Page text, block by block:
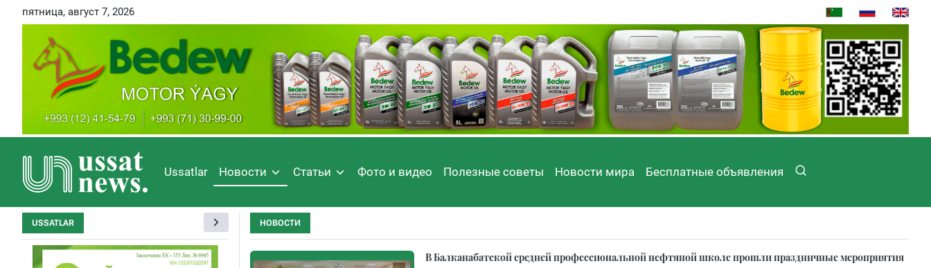
пятница, август 7, 2026
Ussatlar Новости Статьи Фото и видео Полезные советы Новости мира Бесплатные объявления
НОВОСТИ
В Балканабатской средней профессиональной нефтяной школе прошли праздничные мероприятия
USSATLAR